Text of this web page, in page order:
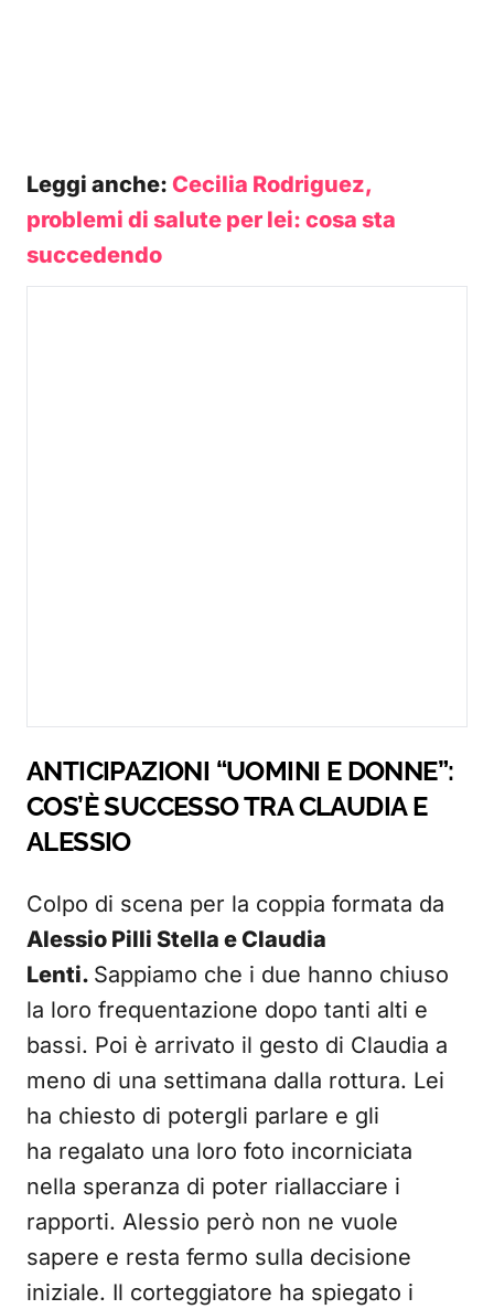
Leggi anche: Cecilia Rodriguez,
problemi di salute per lei: cosa sta
succedendo
ANTICIPAZIONI “UOMINI E DONNE”:
COS’È SUCCESSO TRA CLAUDIA E
ALESSIO
Colpo di scena per la coppia formata da
Alessio Pilli Stella e Claudia
Lenti. Sappiamo che i due hanno chiuso
la loro frequentazione dopo tanti alti e
bassi. Poi è arrivato il gesto di Claudia a
meno di una settimana dalla rottura. Lei
ha chiesto di potergli parlare e gli
ha regalato una loro foto incorniciata
nella speranza di poter riallacciare i
rapporti. Alessio però non ne vuole
sapere e resta fermo sulla decisione
iniziale. Il corteggiatore ha spiegato i